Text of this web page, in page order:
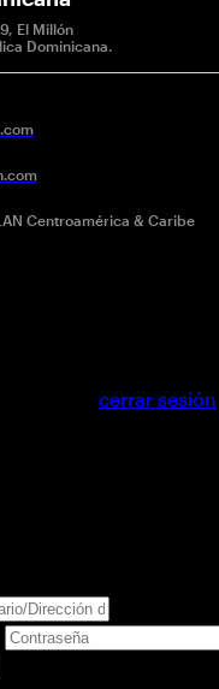
El Millón
Dominicana.
Centroamérica & Caribe
cerrar sesión